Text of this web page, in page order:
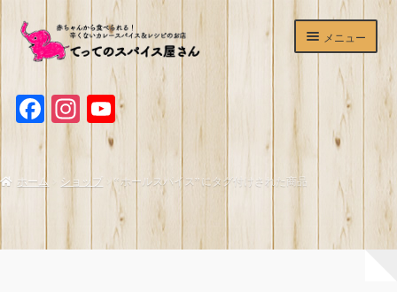
ナ
ビ
シ
ョ
ス
コ
ン
ツ
へ
ッ
メニュー
ショップ
辛くないカレースパイス
マサラチャイミックス
ホットワイン＆サングリアスパイスセット
F
a
c
e
b
o
I
s
t
g
Y
T
u
b
ホーム ショップ “ホールスパイス”にタグ付けされた商品